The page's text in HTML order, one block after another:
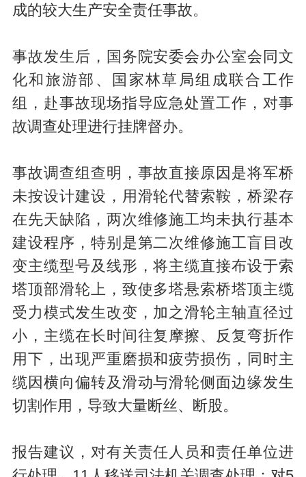
成的较大生产安全责任事故。
事故发生后，国务院安委会办公室会同文
化和旅游部、国家林草局组成联合工作
组，赴事故现场指导应急处置工作，对事
故调查处理进行挂牌督办。
事故调查组查明，事故直接原因是将军桥
未按设计建设，用滑轮代替索鞍，桥梁存
在先天缺陷，两次维修施工均未执行基本
建设程序，特别是第二次维修施工盲目改
变主缆型号及线形，将主缆直接布设于索
塔顶部滑轮上，致使多塔悬索桥塔顶主缆
受力模式发生改变，加之滑轮主轴直径过
小，主缆在长时间往复摩擦、反复弯折作
用下，出现严重磨损和疲劳损伤，同时主
缆因横向偏转及滑动与滑轮侧面边缘发生
切割作用，导致大量断丝、断股。
报告建议，对有关责任人员和责任单位进